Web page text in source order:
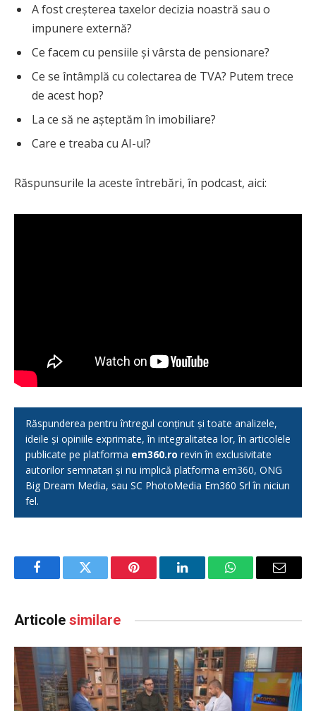
A fost creșterea taxelor decizia noastră sau o
impunere externă?
Ce facem cu pensiile și vârsta de pensionare?
Ce se întâmplă cu colectarea de TVA? Putem trece
de acest hop?
La ce să ne așteptăm în imobiliare?
Care e treaba cu AI-ul?
Răspunsurile la aceste întrebări, în podcast, aici:
Răspunderea pentru întregul conținut și toate analizele,
ideile și opiniile exprimate, în integralitatea lor, în articolele
publicate pe platforma em360.ro revin în exclusivitate
autorilor semnatari și nu implică platforma em360, ONG
Big Dream Media, sau SC PhotoMedia Em360 Srl în niciun
fel.
FacebookTwitter Pinterest LinkedInWhatsAppEmail
Articole similare